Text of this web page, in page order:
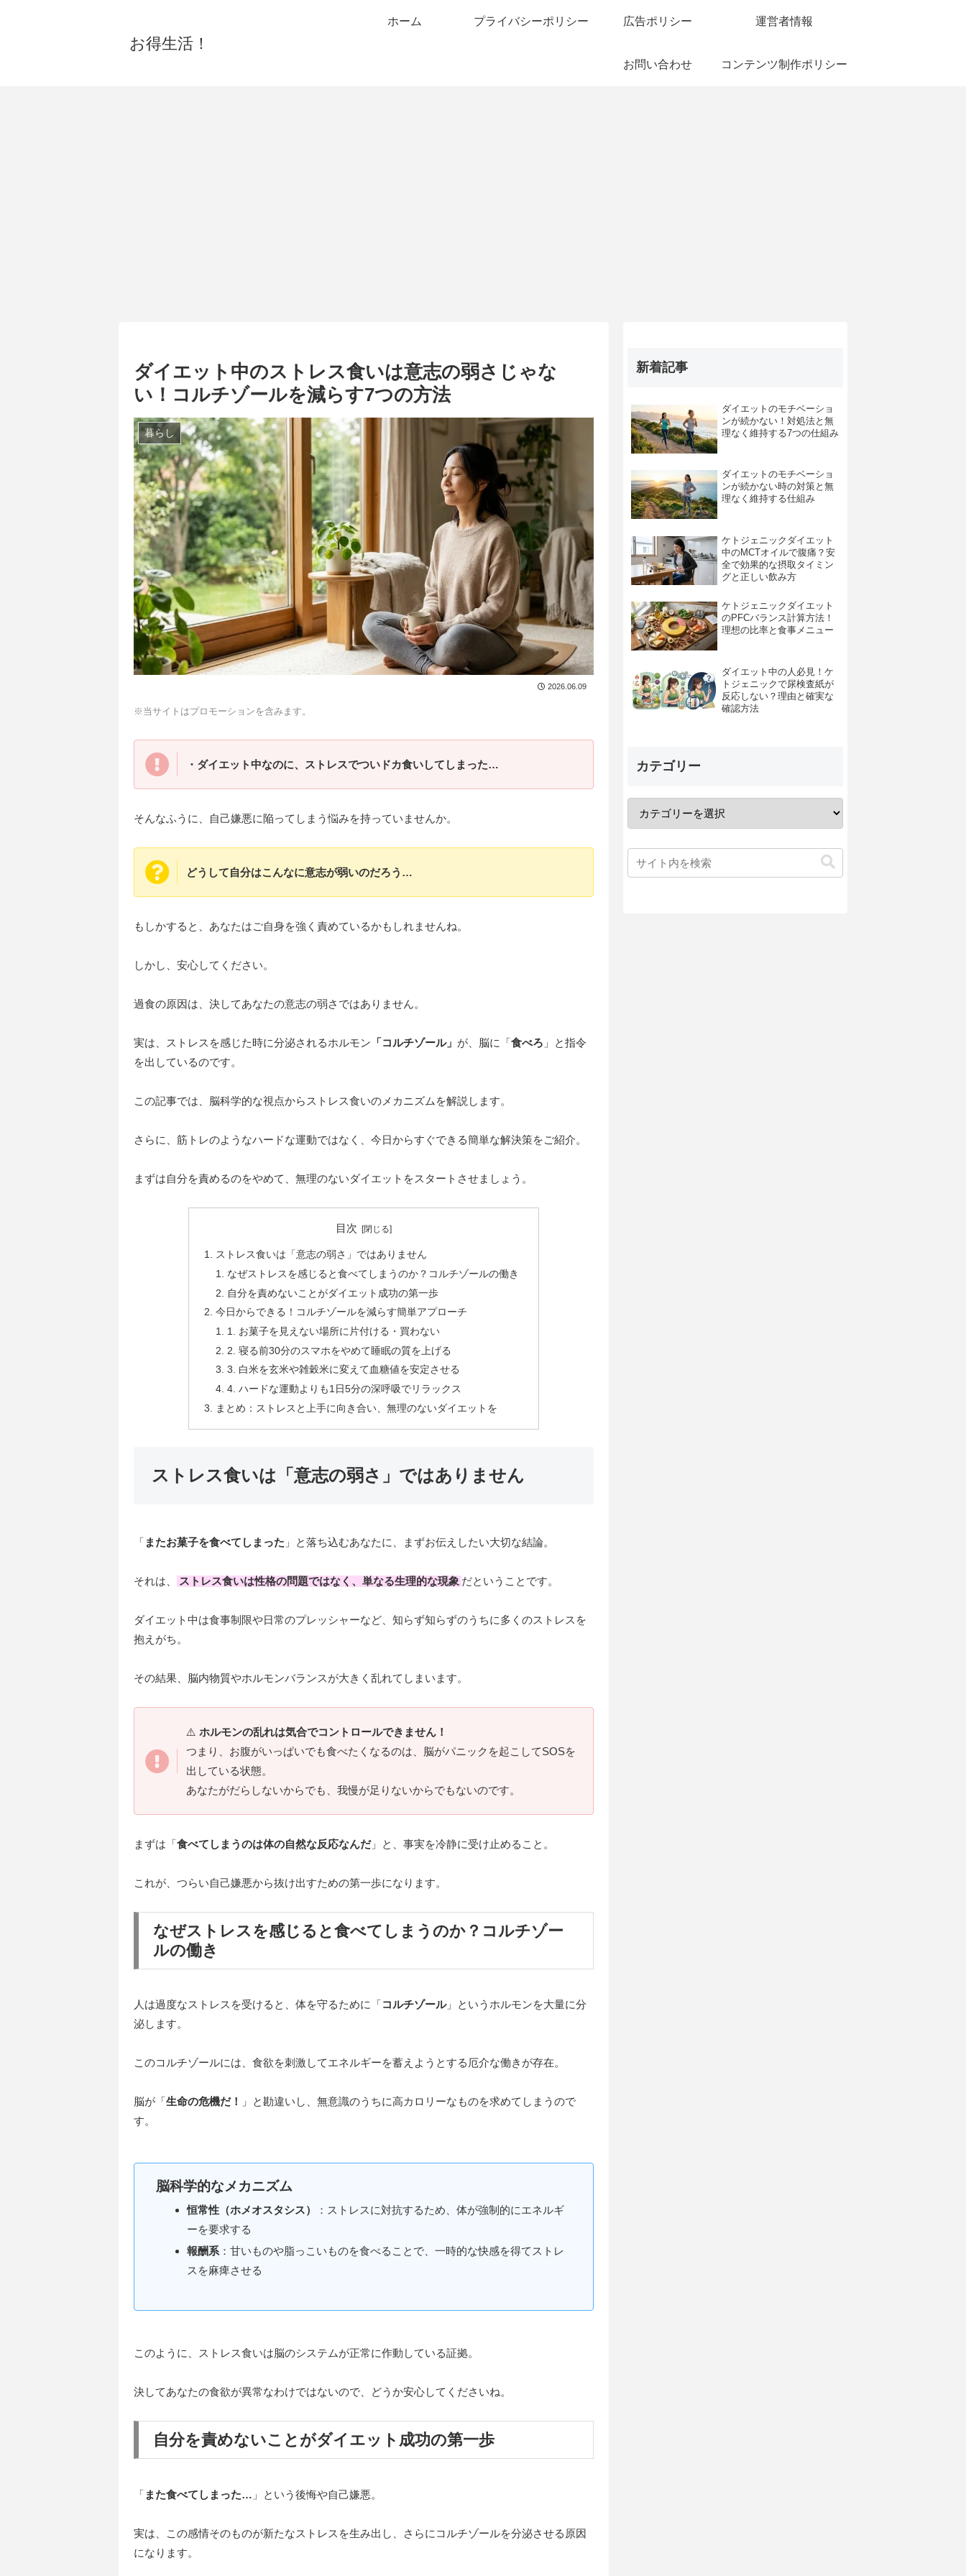
お得生活！
ホーム プライバシーポリシー 広告ポリシー 運営者情報
お問い合わせ コンテンツ制作ポリシー
ダイエット中のストレス食いは意志の弱さじゃな
い！コルチゾールを減らす7つの方法
暮らし
2026.06.09
※当サイトはプロモーションを含みます。
・ダイエット中なのに、ストレスでついドカ食いしてしまった…
そんなふうに、自己嫌悪に陥ってしまう悩みを持っていませんか。
どうして自分はこんなに意志が弱いのだろう…
もしかすると、あなたはご自身を強く責めているかもしれませんね。
しかし、安心してください。
過食の原因は、決してあなたの意志の弱さではありません。
実は、ストレスを感じた時に分泌されるホルモン 「コルチゾール」 が、脳に「食べろ 」と指令
を出しているのです。
この記事では、脳科学的な視点からストレス食いのメカニズムを解説します。
さらに、筋トレのようなハードな運動ではなく、今日からすぐできる簡単な解決策をご紹介。
まずは自分を責めるのをやめて、無理のないダイエットをスタートさせましょう。
目次
ストレス食いは「意志の弱さ」ではありません
なぜストレスを感じると食べてしまうのか？コルチゾールの働き
自分を責めないことがダイエット成功の第一歩
今日からできる！コルチゾールを減らす簡単アプローチ
1. お菓子を見えない場所に片付ける・買わない
2. 寝る前30分のスマホをやめて睡眠の質を上げる
3. 白米を玄米や雑穀米に変えて血糖値を安定させる
4. ハードな運動よりも1日5分の深呼吸でリラックス
まとめ：ストレスと上手に向き合い、無理のないダイエットを
ストレス食いは「意志の弱さ」ではありません
「 またお菓子を食べてしまった 」と落ち込むあなたに、まずお伝えしたい大切な結論。
それは、 ストレス食いは性格の問題ではなく、単なる生理的な現象 だということです。
ダイエット中は食事制限や日常のプレッシャーなど、知らず知らずのうちに多くのストレスを
抱えがち。
その結果、脳内物質やホルモンバランスが大きく乱れてしまいます。
⚠️ ホルモンの乱れは気合でコントロールできません！
つまり、お腹がいっぱいでも食べたくなるのは、脳がパニックを起こしてSOSを
出している状態。
あなたがだらしないからでも、我慢が足りないからでもないのです。
まずは「食べてしまうのは体の自然な反応なんだ」と、事実を冷静に受け止めること。
これが、つらい自己嫌悪から抜け出すための第一歩になります。
なぜストレスを感じると食べてしまうのか？コルチゾー
ルの働き
人は過度なストレスを受けると、体を守るために「コルチゾール」というホルモンを大量に分
泌します。
このコルチゾールには、食欲を刺激してエネルギーを蓄えようとする厄介な働きが存在。
脳が「生命の危機だ！
」と勘違いし、無意識のうちに高カロリーなものを求めてしまうので
す。
脳科学的なメカニズム
恒常性（ホメオスタシス）
：ストレスに対抗するため、体が強制的にエネルギ
ーを要求する
報酬系 ：甘いものや脂っこいものを食べることで、一時的な快感を得てストレ
スを麻痺させる
このように、ストレス食いは脳のシステムが正常に作動している証拠。
決してあなたの食欲が異常なわけではないので、どうか安心してくださいね。
自分を責めないことがダイエット成功の第一歩
「 また食べてしまった… 」という後悔や自己嫌悪。
実は、この感情そのものが新たなストレスを生み出し、さらにコルチゾールを分泌させる原因
になります。
新着記事
ダイエットのモチベーショ
ンが続かない！対処法と無
理なく維持する7つの仕組み
ダイエットのモチベーショ
ンが続かない時の対策と無
理なく維持する仕組み
ケトジェニックダイエット
中のMCTオイルで腹痛？安
全で効果的な摂取タイミン
グと正しい飲み方
ケトジェニックダイエット
のPFCバランス計算方法！
理想の比率と食事メニュー
ダイエット中の人必見！ケ
トジェニックで尿検査紙が
反応しない？理由と確実な
確認方法
カテゴリー